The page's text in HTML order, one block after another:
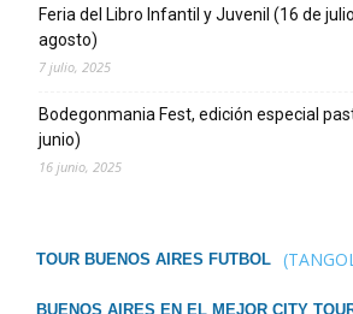
Feria del Libro Infantil y Juvenil (16 de
agosto)
7 julio, 2025
Bodegonmania Fest, edición especial
junio)
16 junio, 2025
TOUR BUENOS AIRES FUTBOL
BUENOS AIRES EN EL MEJOR CITY